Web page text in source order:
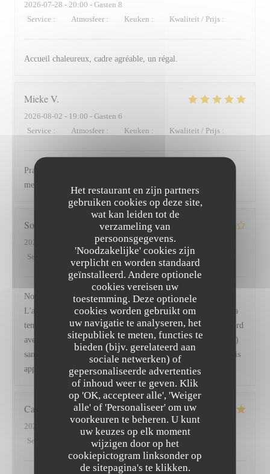
Het restaurant en zijn partners
gebruiken cookies op deze site,
wat kan leiden tot de
verzameling van
persoonsgegevens.
'Noodzakelijke' cookies zijn
verplicht en worden standaard
geïnstalleerd. Andere optionele
cookies vereisen uw
toestemming. Deze optionele
cookies worden gebruikt om
uw navigatie te analyseren, het
sitepubliek te meten, functies te
bieden (bijv. gerelateerd aan
sociale netwerken) of
gepersonaliseerde advertenties
of inhoud weer te geven. Klik
op 'OK, accepteer alle', 'Weiger
alle' of 'Personaliseer' om uw
voorkeuren te beheren. U kunt
uw keuzes op elk moment
wijzigen door op het
cookiepictogram linksonder op
de sitepagina's te klikken.
2026-07-28 - 20:00 - Gasten 8
Service : Atmosfeer : Keuken : Kwaliteit / Prijs :
Accueil chaleureux, cadre agréable, un régal.
MiekeV
2026-08-02 - 19:00 - Gasten 6
Service : Atmosfeer : Keuken : Kwaliteit / Prijs :
Prachtige plek en heerlijk eten en wijnen. Supervriendelijke
mensen.
Sophie
2026-07-29
- 20:15 - Gasten 2
Service
Atmosfeer: 5/5 Keuken : 5/5 Kwaliteit / Prijs
Nous avons excellemment dîné ce mercredi soir, les plats.
L'ambiance et le cadre étaient parfaits. Je mets un bémol sur la
tenue des serveurs / de la serveuse qui n'était pas du tout raccord
avec ce cadre somptueux (grosses bottines, robe très ajourée...)
sans que cela n'entâche toutefois son professionnalisme. J'aurais
apprécié une tenue plus formelle.
Carole
2026-07-31
- 19:15 - Gasten 3
Service
Atmosfeer: 4/5 Keuken: 5/5 Kwaliteit / Prijs